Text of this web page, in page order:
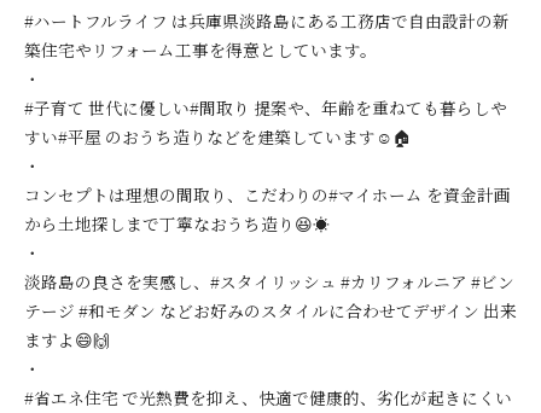
#ハートフルライフ は兵庫県淡路島にある工務店で自由設計の新
築住宅やリフォーム工事を得意としています。
・
#子育て 世代に優しい#間取り 提案や、年齢を重ねても暮らしや
すい#平屋 のおうち造りなどを建築しています☺️🏠
・
コンセプトは理想の間取り、こだわりの#マイホーム を資金計画
から土地探しまで丁寧なおうち造り😆☀️
・
淡路島の良さを実感し、#スタイリッシュ #カリフォルニア #ビン
テージ #和モダン などお好みのスタイルに合わせてデザイン 出来
ますよ😄🙌
・
#省エネ住宅 で光熱費を抑え、快適で健康的、劣化が起きにくい